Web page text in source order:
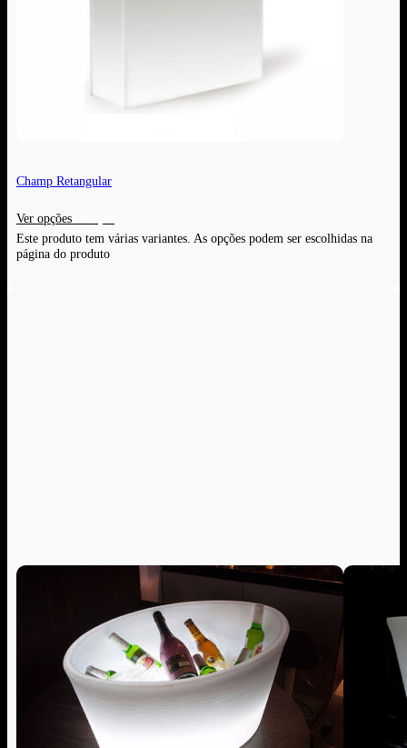
Champ Retangular
Ver opções
Este produto tem várias variantes. As opções podem ser escolhidas na
página do produto